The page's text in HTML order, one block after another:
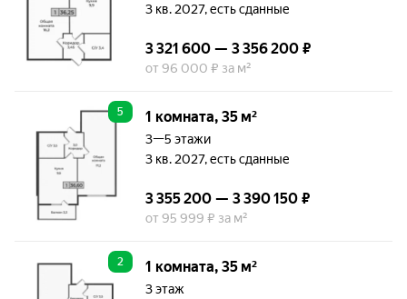
3 кв. 2027, есть сданные
3 321 600 — 3 356 200 ₽
от 96 000 ₽ за м²
5 1 комната, 35 м²
3—5 этажи
3 кв. 2027, есть сданные
3 355 200 — 3 390 150 ₽
от 95 999 ₽ за м²
2 1 комната, 35 м²
3 этаж